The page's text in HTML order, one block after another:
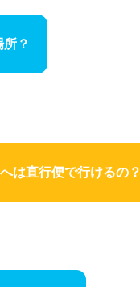
？
は直行便で行けるの？